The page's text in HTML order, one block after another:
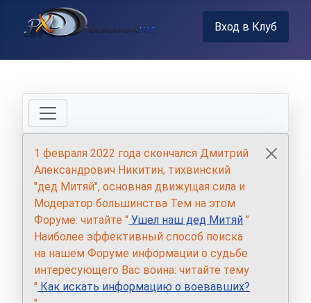
Вход в Клуб
1 февраля 2022 года скончался Дмитрий
Александрович Никитин, тихвинский
"дед Митяй", основная движущая сила и
Модератор большинства Тем на этом
Форуме: читайте " Ушел наш дед Митяй "
Наиболее эффективный способ поиска
на нашем Форуме информации о судьбе
интересующего Вас воина: читайте тему
" Как искать информацию о воевавших?